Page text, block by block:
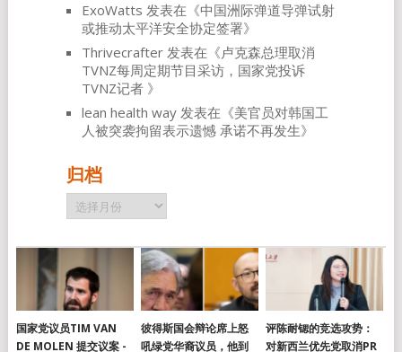
ExoWatts 发表在《中国洲际弹道导弹试射
或推动太平洋安全协定签署》
Thrivecrafter发表在《卢克森总理取消
TVNZ每周定期节目采访，国家党投诉
TVNZ记者 》
lean health way发表在《美官员对韩国工
人被突袭拘留表示遗憾 承诺不再发生》
归档
归
档
国家党议员TIM VAN
DE MOLEN 提交议案 -
彼得斯国会辩论席上怒
吼绿党华裔议员，他到
评陈耐锶的竞选攻势：
对新西兰优先党取消PR